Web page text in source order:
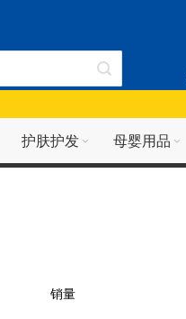
护肤护发 母婴用品
销量